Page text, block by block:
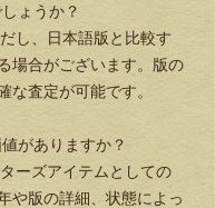
ょうか？
し、日本語版と比較す
場合がございます。版の
な査定が可能です。
がありますか？
ーズアイテムとしての
や版の詳細、状態によっ